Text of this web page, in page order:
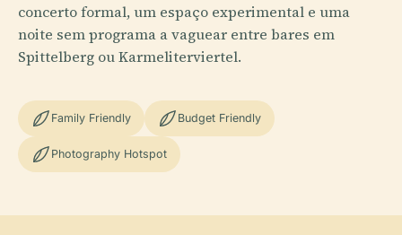
concerto formal, um espaço experimental e uma
noite sem programa a vaguear entre bares em
Spittelberg ou Karmeliterviertel.
Family Friendly Budget Friendly
Photography Hotspot